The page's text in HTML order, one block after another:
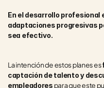
En el desarrollo profesional
adaptaciones progresivas
sea efectivo.
La intención de estos planes es
captación de talento y
empleadores para que este